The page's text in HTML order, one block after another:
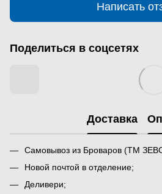
Написать
Поделиться в соцсетях
Доставка
Самовывоз из Броваров (ТМ
Новой почтой в отделение;
Деливери;